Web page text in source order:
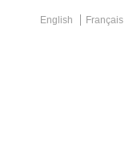
English Français